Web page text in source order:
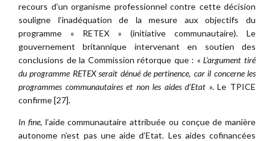
recours d’un organisme professionnel contre cette décision
souligne l’inadéquation de la mesure aux objectifs du
programme « RETEX » (initiative communautaire). Le
gouvernement britannique intervenant en soutien des
conclusions de la Commission rétorque que : «L’argument tiré
du programme RETEX serait dénué de pertinence, car il concerne les
programmes communautaires et non les aides d’Etat ». Le TPICE
confirme [27].
In fine, l’aide communautaire attribuée ou conçue de manière
autonome n’est pas une aide d’Etat. Les aides cofinancées